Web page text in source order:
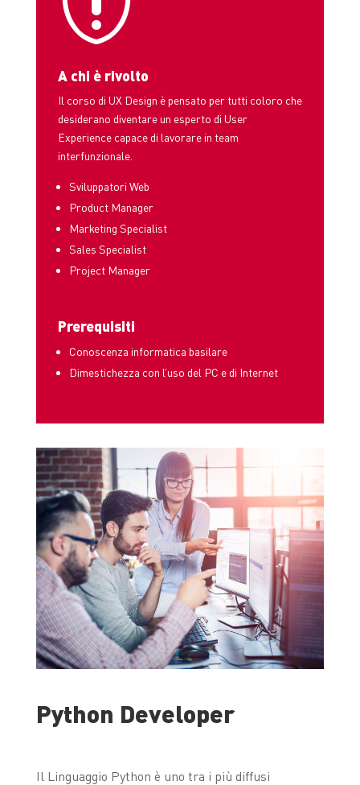
A chi è rivolto
Il corso di UX Design è pensato per tutti coloro che
desiderano diventare un esperto di User
Experience capace di lavorare in team
interfunzionale.
Sviluppatori Web
Product Manager
Marketing Specialist
Sales Specialist
Project Manager
Prerequisiti
Conoscenza informatica basilare
Dimestichezza con l’uso del PC e di Internet
Python Developer
Il Linguaggio Python è uno tra i più diffusi